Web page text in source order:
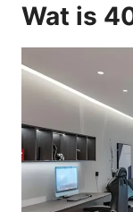
Wat is